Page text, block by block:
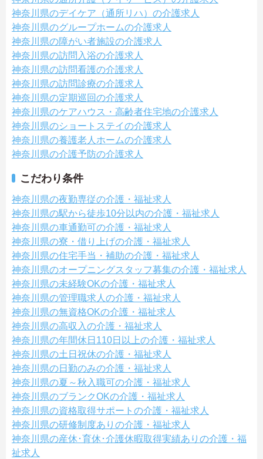
神奈川県のデイケア（通所リハ）の介護求人
神奈川県のグループホームの介護求人
神奈川県の障がい者施設の介護求人
神奈川県の訪問入浴の介護求人
神奈川県の訪問看護の介護求人
神奈川県の訪問診療の介護求人
神奈川県の定期巡回の介護求人
神奈川県のケアハウス・高齢者住宅地の介護求人
神奈川県のショートステイの介護求人
神奈川県の養護老人ホームの介護求人
神奈川県の介護予防の介護求人
こだわり条件
神奈川県の夜勤専従の介護・福祉求人
神奈川県の駅から徒歩10分以内の介護・福祉求人
神奈川県の車通勤可の介護・福祉求人
神奈川県の寮・借り上げの介護・福祉求人
神奈川県の住宅手当・補助の介護・福祉求人
神奈川県のオープニングスタッフ募集の介護・福祉求人
神奈川県の未経験OKの介護・福祉求人
神奈川県の管理職求人の介護・福祉求人
神奈川県の無資格OKの介護・福祉求人
神奈川県の高収入の介護・福祉求人
神奈川県の年間休日110日以上の介護・福祉求人
神奈川県の土日祝休の介護・福祉求人
神奈川県の日勤のみの介護・福祉求人
神奈川県の夏～秋入職可の介護・福祉求人
神奈川県のブランクOKの介護・福祉求人
神奈川県の資格取得サポートの介護・福祉求人
神奈川県の研修制度ありの介護・福祉求人
神奈川県の産休･育休･介護休暇取得実績ありの介護・福
祉求人